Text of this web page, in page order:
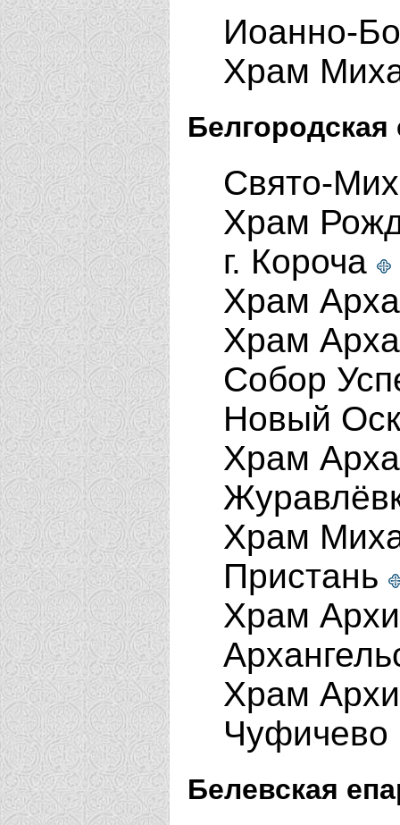
Иоанно-
Храм
Белгородская
Свято-
Храм
г. Короча
Храм
Храм
Собор
Новый
Храм
Храм
Пристань
Храм
Храм
Чуфичево
Белевская